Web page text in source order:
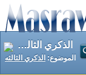
الذكري الثالثه لوفاة ملكه المنتدي
الموضوع: الذكري الثالثه